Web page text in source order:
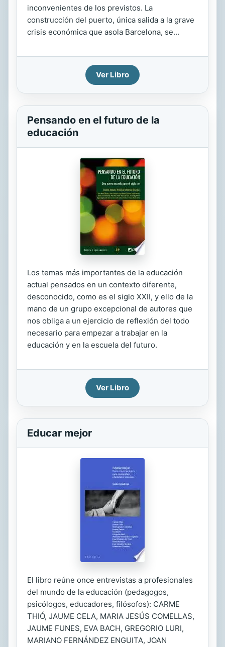
inconvenientes de los previstos. La
construcción del puerto, única salida a la grave
crisis económica que asola Barcelona, se...
Ver Libro
Pensando en el futuro de la
educación
Los temas más importantes de la educación
actual pensados en un contexto diferente,
desconocido, como es el siglo XXII, y ello de la
mano de un grupo excepcional de autores que
nos obliga a un ejercicio de reflexión del todo
necesario para empezar a trabajar en la
educación y en la escuela del futuro.
Ver Libro
Educar mejor
El libro reúne once entrevistas a profesionales
del mundo de la educación (pedagogos,
psicólogos, educadores, filósofos): CARME
THIÓ, JAUME CELA, MARIA JESÚS COMELLAS,
JAUME FUNES, EVA BACH, GREGORIO LURI,
MARIANO FERNÁNDEZ ENGUITA, JOAN